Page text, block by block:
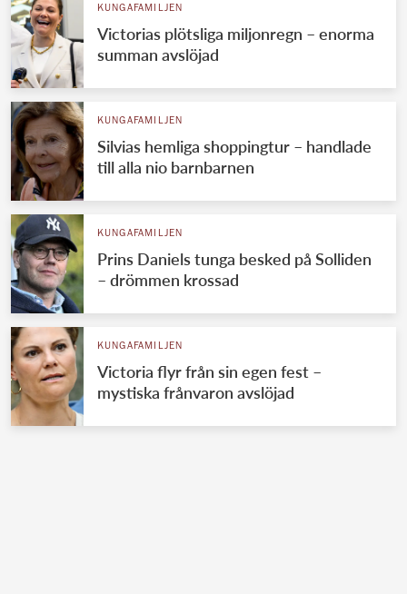
KUNGAFAMILJEN
Victorias plötsliga miljonregn – enorma
summan avslöjad
KUNGAFAMILJEN
Silvias hemliga shoppingtur – handlade
till alla nio barnbarnen
KUNGAFAMILJEN
Prins Daniels tunga besked på Solliden
– drömmen krossad
KUNGAFAMILJEN
Victoria flyr från sin egen fest –
mystiska frånvaron avslöjad